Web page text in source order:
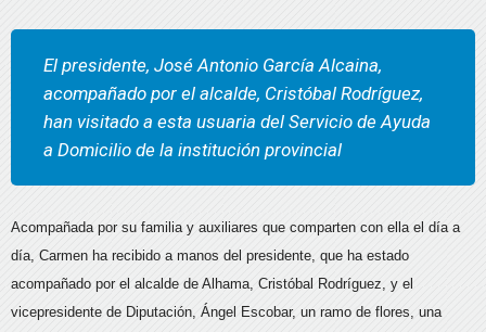
El presidente, José Antonio García Alcaina,
acompañado por el alcalde, Cristóbal Rodríguez,
han visitado a esta usuaria del Servicio de Ayuda
a Domicilio de la institución provincial
Acompañada por su familia y auxiliares que comparten con ella el día a
día, Carmen ha recibido a manos del presidente, que ha estado
acompañado por el alcalde de Alhama, Cristóbal Rodríguez, y el
vicepresidente de Diputación, Ángel Escobar, un ramo de flores, una